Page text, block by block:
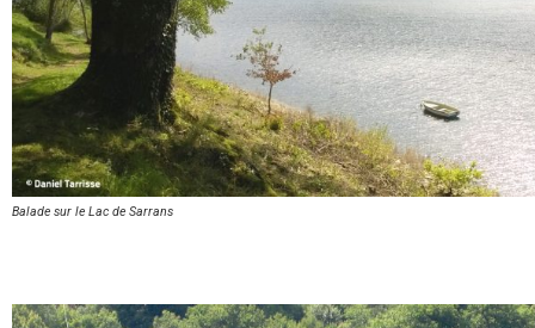
Balade sur le Lac de Sarrans